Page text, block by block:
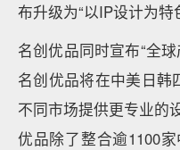
布升级为“以IP设计为特
名创优品同时宣布“全
名创优品将在中美日韩
不同市场提供更专业的
优品除了整合逾1100